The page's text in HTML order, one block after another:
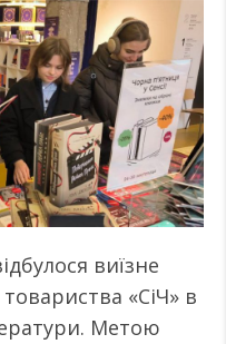
виїзне
«СіЧ» в
Метою